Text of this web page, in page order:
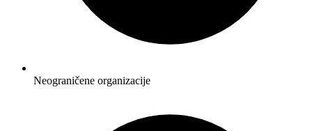
Neograničene organizacije